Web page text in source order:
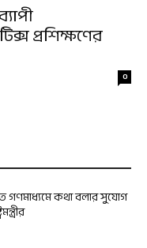
প্রশিক্ষণের
0
গণমাধ্যমে কথা বলার সুযোগ